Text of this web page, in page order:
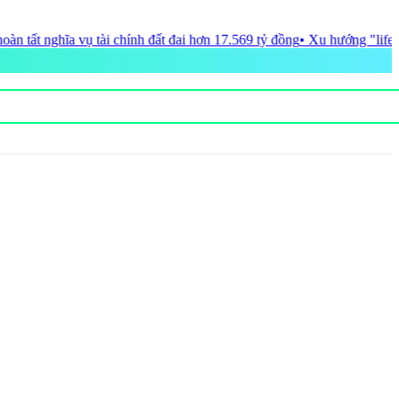
17.569 tỷ đồng• Xu hướng "lifestyle destination" mở ra diện mạo